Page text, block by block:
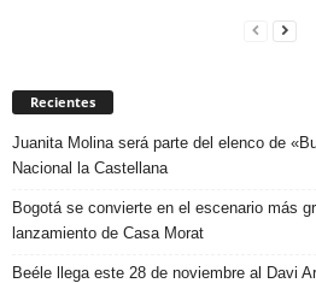
Recientes
Juanita Molina será parte del elenco de
Nacional la Castellana
Bogotá se convierte en el escenario más
lanzamiento de Casa Morat
Beéle llega este 28 de noviembre al Davi